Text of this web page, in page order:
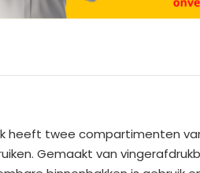
heeft twee compartimenten
Gemaakt van